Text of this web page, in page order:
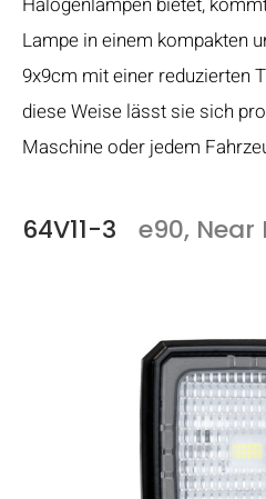
Lampe in einem kompakten
9x9cm mit einer reduzierten
diese Weise lässt sie sich
Maschine oder jedem
64V11-3 e90, Near